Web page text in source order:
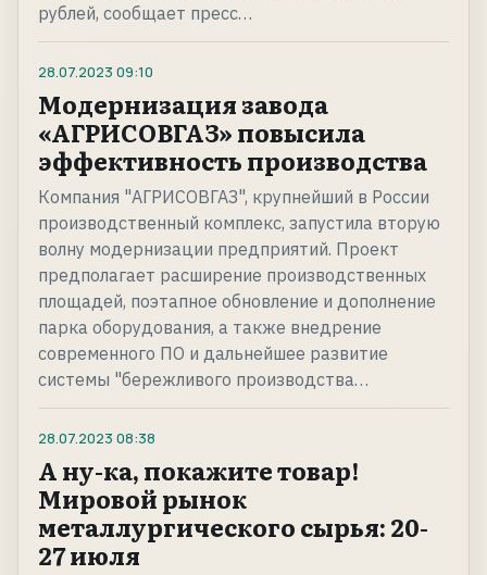
рублей, сообщает пресс…
28.07.2023 09:10
Модернизация завода
«АГРИСОВГАЗ» повысила
эффективность производства
Компания "АГРИСОВГАЗ", крупнейший в России
производственный комплекс, запустила вторую
волну модернизации предприятий. Проект
предполагает расширение производственных
площадей, поэтапное обновление и дополнение
парка оборудования, а также внедрение
современного ПО и дальнейшее развитие
системы "бережливого производства…
28.07.2023 08:38
А ну-ка, покажите товар!
Мировой рынок
металлургического сырья: 20-
27 июля